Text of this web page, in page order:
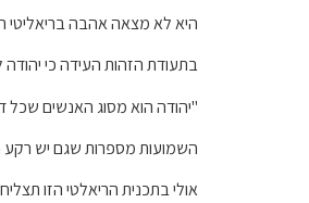
היא לא מצאה אהבה בריאליטי
בתעודת הזהות העידה כי
"יהודה הוא מסוג האנשים שכל
השמועות מספרות שגם יש רקע
אולי בתכנית הריאלטי הזו